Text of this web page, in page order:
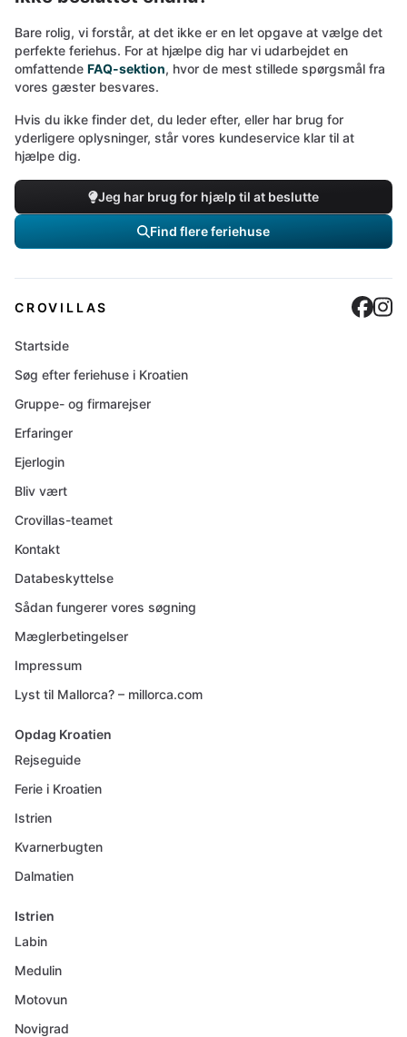
Bare rolig, vi forstår, at det ikke er en let opgave at vælge det
perfekte feriehus. For at hjælpe dig har vi udarbejdet en
omfattende FAQ-sektion, hvor de mest stillede spørgsmål fra
vores gæster besvares.
Hvis du ikke finder det, du leder efter, eller har brug for
yderligere oplysninger, står vores kundeservice klar til at
hjælpe dig.
Jeg har brug for hjælp til at beslutte
Find flere feriehuse
CROVILLAS
Startside
Søg efter feriehuse i Kroatien
Gruppe- og firmarejser
Erfaringer
Ejerlogin
Bliv vært
Crovillas-teamet
Kontakt
Databeskyttelse
Sådan fungerer vores søgning
Mæglerbetingelser
Impressum
Lyst til Mallorca? – millorca.com
Opdag Kroatien
Rejseguide
Ferie i Kroatien
Istrien
Kvarnerbugten
Dalmatien
Istrien
Labin
Medulin
Motovun
Novigrad